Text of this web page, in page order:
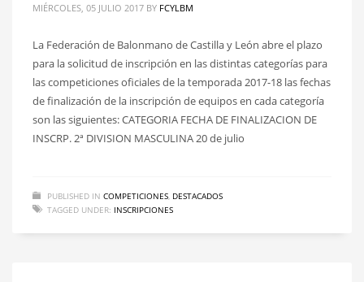
MIÉRCOLES, 05 JULIO 2017 BY FCYLBM
La Federación de Balonmano de Castilla y León abre el plazo
para la solicitud de inscripción en las distintas categorías para
las competiciones oficiales de la temporada 2017-18 las fechas
de finalización de la inscripción de equipos en cada categoría
son las siguientes: CATEGORIA FECHA DE FINALIZACION DE
INSCRP. 2ª DIVISION MASCULINA 20 de julio
PUBLISHED IN COMPETICIONES DESTACADOS
TAGGED UNDER: INSCRIPCIONES